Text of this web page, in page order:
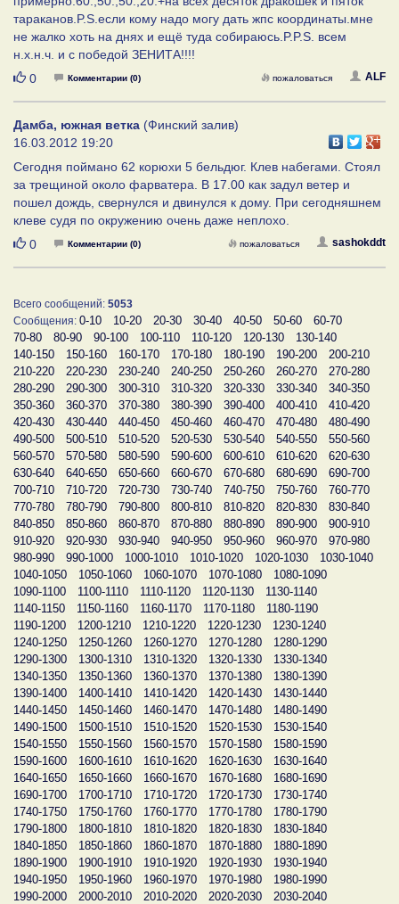
тараканов.P.S.если кому надо могу дать жпс координаты.мне
не жалко хоть на днях и ещё туда собираюсь.P.P.S. всем
н.х.н.ч. и с победой ЗЕНИТА!!!!
Нравится
0 Комментарии (0) ALF
пожаловаться
Дамба, южная ветка (Финский залив)
16.03.2012 19:20
Сегодня поймано 62 корюхи 5 бельдюг. Клев набегами. Стоял
за трещиной около фарватера. В 17.00 как задул ветер и
пошел дождь, свернулся и двинулся к дому. При сегодняшнем
клеве судя по окружению очень даже неплохо.
Нравится
0 Комментарии (0) sashokddt
пожаловаться
Всего сообщений: 5053
Сообщения: 0-10 10-20 20-30 30-40 40-50 50-60
60-70
70-80
80-90 90-100 100-110 110-120 120-130
130-140
140-150
150-160 160-170 170-180 180-190 190-200
200-210
210-220
220-230 230-240 240-250 250-260 260-270
270-280
280-290
290-300 300-310 310-320 320-330 330-340
340-350
350-360
360-370 370-380 380-390 390-400 400-410
410-420
420-430
430-440 440-450 450-460 460-470 470-480
480-490
490-500
500-510 510-520 520-530 530-540 540-550
550-560
560-570
570-580 580-590 590-600 600-610 610-620
620-630
630-640
640-650 650-660 660-670 670-680 680-690
690-700
700-710
710-720 720-730 730-740 740-750 750-760
760-770
770-780
780-790 790-800 800-810 810-820 820-830
830-840
840-850
850-860 860-870 870-880 880-890 890-900
900-910
910-920
920-930 930-940 940-950 950-960 960-970
970-980
980-990
990-1000 1000-1010 1010-1020 1020-1030
1030-1040
1040-1050
1050-1060 1060-1070 1070-1080
1080-1090
1090-1100
1100-1110 1110-1120 1120-1130
1130-1140
1140-1150
1150-1160 1160-1170 1170-1180
1180-1190
1190-1200
1200-1210 1210-1220 1220-1230
1230-1240
1240-1250
1250-1260 1260-1270 1270-1280
1280-1290
1290-1300
1300-1310 1310-1320 1320-1330
1330-1340
1340-1350
1350-1360 1360-1370 1370-1380
1380-1390
1390-1400
1400-1410 1410-1420 1420-1430
1430-1440
1440-1450
1450-1460 1460-1470 1470-1480
1480-1490
1490-1500
1500-1510 1510-1520 1520-1530
1530-1540
1540-1550
1550-1560 1560-1570 1570-1580
1580-1590
1590-1600
1600-1610 1610-1620 1620-1630
1630-1640
1640-1650
1650-1660 1660-1670 1670-1680
1680-1690
1690-1700
1700-1710 1710-1720 1720-1730
1730-1740
1740-1750
1750-1760 1760-1770 1770-1780
1780-1790
1790-1800
1800-1810 1810-1820 1820-1830
1830-1840
1840-1850
1850-1860 1860-1870 1870-1880
1880-1890
1890-1900
1900-1910 1910-1920 1920-1930
1930-1940
1940-1950
1950-1960 1960-1970 1970-1980
1980-1990
1990-2000
2000-2010 2010-2020 2020-2030
2030-2040